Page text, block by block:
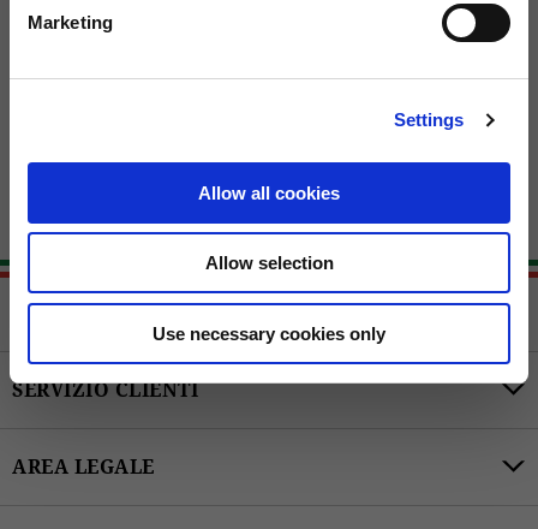
Marketing
Settings
Allow all cookies
Allow selection
Use necessary cookies only
299,00 €
SERVIZIO CLIENTI
AREA LEGALE